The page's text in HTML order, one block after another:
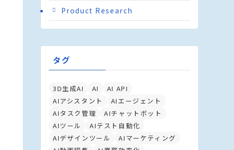
Product Research
タグ
3D生成AI AI
AI API
AIアシスタント
AIエージェント
AIタスク管理
AIチャットボット
AIツール
AIテスト自動化
AIデザインツール
AIマーケティング